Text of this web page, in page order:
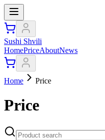
Sushi Shvili
HomePriceAboutNews
Home Price
Price